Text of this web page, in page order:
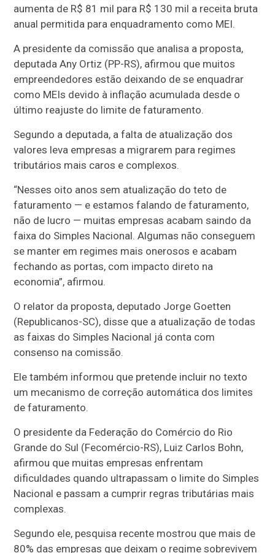
aumenta de R$ 81 mil para R$ 130 mil a receita bruta
anual permitida para enquadramento como MEI.
A presidente da comissão que analisa a proposta,
deputada Any Ortiz (PP-RS), afirmou que muitos
empreendedores estão deixando de se enquadrar
como MEIs devido à inflação acumulada desde o
último reajuste do limite de faturamento.
Segundo a deputada, a falta de atualização dos
valores leva empresas a migrarem para regimes
tributários mais caros e complexos.
“Nesses oito anos sem atualização do teto de
faturamento — e estamos falando de faturamento,
não de lucro — muitas empresas acabam saindo da
faixa do Simples Nacional. Algumas não conseguem
se manter em regimes mais onerosos e acabam
fechando as portas, com impacto direto na
economia”, afirmou.
O relator da proposta, deputado Jorge Goetten
(Republicanos-SC), disse que a atualização de todas
as faixas do Simples Nacional já conta com
consenso na comissão.
Ele também informou que pretende incluir no texto
um mecanismo de correção automática dos limites
de faturamento.
O presidente da Federação do Comércio do Rio
Grande do Sul (Fecomércio-RS), Luiz Carlos Bohn,
afirmou que muitas empresas enfrentam
dificuldades quando ultrapassam o limite do Simples
Nacional e passam a cumprir regras tributárias mais
complexas.
Segundo ele, pesquisa recente mostrou que mais de
80% das empresas que deixam o regime sobrevivem